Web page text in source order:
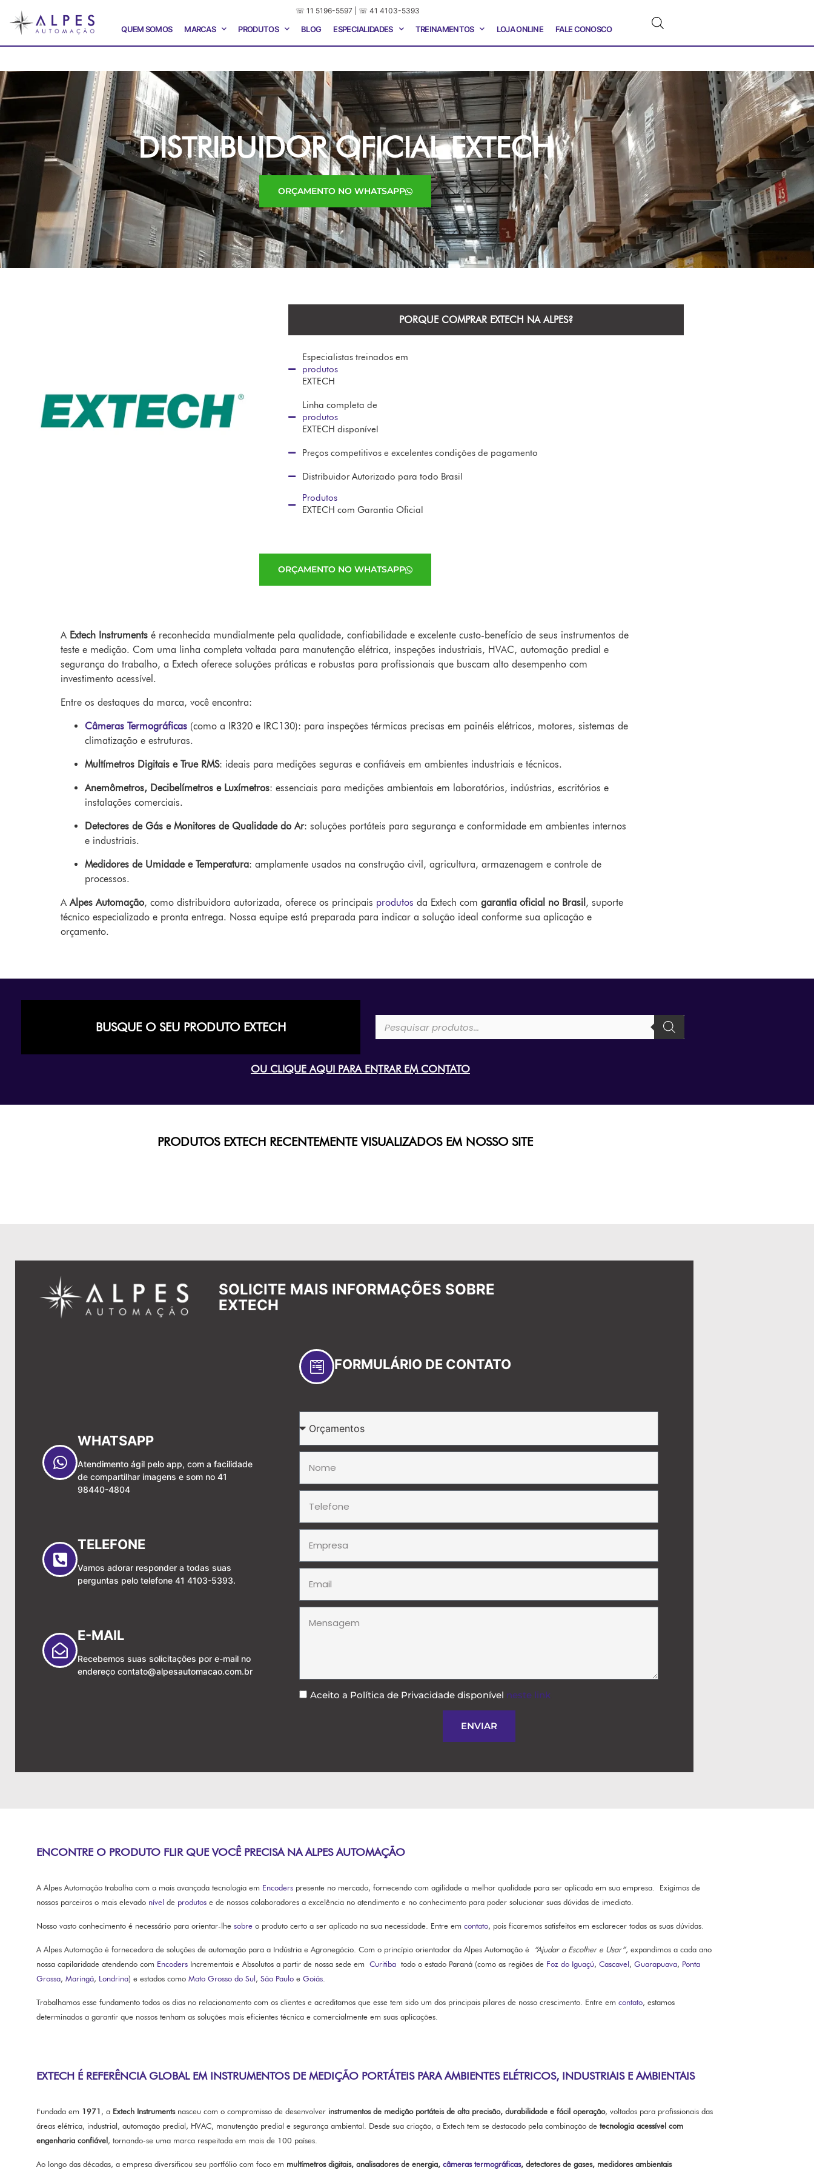
☏ 11 5196-5597 | ☏ 41 4103-5393
QUEM SOMOS MARCAS PRODUTOS BLOG ESPECIALIDADES TREINAMENTOS LOJA ONLINE FALE CONOSCO
DISTRIBUIDOR OFICIAL EXTECH
ORÇAMENTO NO WHATSAPP
PORQUE COMPRAR EXTECH NA ALPES?
Especialistas treinados em
produtos
EXTECH
Linha completa de
produtos
EXTECH disponível
Preços competitivos e excelentes condições de pagamento
Distribuidor Autorizado para todo Brasil
Produtos
EXTECH com Garantia Oficial
ORÇAMENTO NO WHATSAPP
A Extech Instruments é reconhecida mundialmente pela qualidade, confiabilidade e excelente custo-benefício de seus instrumentos de
teste e medição. Com uma linha completa voltada para manutenção elétrica, inspeções industriais, HVAC, automação predial e
segurança do trabalho, a Extech oferece soluções práticas e robustas para profissionais que buscam alto desempenho com
investimento acessível.
Entre os destaques da marca, você encontra:
Câmeras Termográficas (como a IR320 e IRC130): para inspeções térmicas precisas em painéis elétricos, motores, sistemas de
climatização e estruturas.
Multímetros Digitais e True RMS: ideais para medições seguras e confiáveis em ambientes industriais e técnicos.
Anemômetros, Decibelímetros e Luxímetros: essenciais para medições ambientais em laboratórios, indústrias, escritórios e
instalações comerciais.
Detectores de Gás e Monitores de Qualidade do Ar: soluções portáteis para segurança e conformidade em ambientes internos
e industriais.
Medidores de Umidade e Temperatura: amplamente usados na construção civil, agricultura, armazenagem e controle de
processos.
AAlpes Automação, como distribuidora autorizada, oferece os principais produtos da Extech com garantia oficial no Brasil , suporte
técnico especializado e pronta entrega. Nossa equipe está preparada para indicar a solução ideal conforme sua aplicação e
orçamento.
BUSQUE O SEU PRODUTO EXTECH
OU CLIQUE AQUI PARA ENTRAR EM CONTATO
PRODUTOS EXTECH RECENTEMENTE VISUALIZADOS EM NOSSO SITE
SOLICITE MAIS INFORMAÇÕES SOBRE
EXTECH
WHATSAPP
Atendimento ágil pelo app, com a facilidade
de compartilhar imagens e som no 41
98440-4804
TELEFONE
Vamos adorar responder a todas suas
perguntas pelo telefone 41 4103-5393.
E-MAIL
Recebemos suas solicitações por e-mail no
endereço contato@alpesautomacao.com.br
FORMULÁRIO DE CONTATO
Aceito a Política de Privacidade disponível neste link
ENVIAR
ENCONTRE O PRODUTO FLIR QUE VOCÊ PRECISA NA ALPES AUTOMAÇÃO
A Alpes Automação trabalha com a mais avançada tecnologia em Encoders presente no mercado, fornecendo com agilidade a melhor qualidade para ser aplicada em sua empresa. Exigimos de
nossos parceiros o mais elevado nível de produtos e de nossos colaboradores a excelência no atendimento e no conhecimento para poder solucionar suas dúvidas de imediato.
Nosso vasto conhecimento é necessário para orientar-lhe sobre o produto certo a ser aplicado na sua necessidade. Entre em contato, pois ficaremos satisfeitos em esclarecer todas as suas dúvidas.
A Alpes Automação é fornecedora de soluções de automação para a Indústria e Agronegócio. Com o princípio orientador da Alpes Automação é “Ajudar a Escolher e Usar”, expandimos a cada ano
nossa capilaridade atendendo com Encoders Incrementais e Absolutos a partir de nossa sede em Curitiba todo o estado Paraná (como as regiões de Foz do Iguaçú, Cascavel, Guarapuava, Ponta
Grossa, Maringá, Londrina) e estados como Mato Grosso do Sul, São Paulo e Goiás.
Trabalhamos esse fundamento todos os dias no relacionamento com os clientes e acreditamos que esse tem sido um dos principais pilares de nosso crescimento. Entre em contato, estamos
determinados a garantir que nossos tenham as soluções mais eficientes técnica e comercialmente em suas aplicações.
EXTECH É REFERÊNCIA GLOBAL EM INSTRUMENTOS DE MEDIÇÃO PORTÁTEIS PARA AMBIENTES ELÉTRICOS, INDUSTRIAIS E AMBIENTAIS
Fundada em 1971, a Extech Instrumentsnasceu com o compromisso de desenvolver instrumentos de medição portáteis de alta precisão, durabilidade e fácil operação, voltados para profissionais das
áreas elétrica, industrial, automação predial, HVAC, manutenção predial e segurança ambiental. Desde sua criação, a Extech tem se destacado pela combinação de tecnologia acessível com
engenharia confiável, tornando-se uma marca respeitada em mais de 100 países.
Ao longo das décadas, a empresa diversificou seu portfólio com foco em multímetros digitais, analisadores de energia, câmeras termográficas, detectores de gases, medidores ambientais